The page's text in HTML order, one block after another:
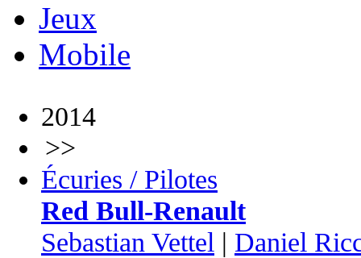
Jeux
Mobile
2014
>>
Écuries / Pilotes
Red Bull-Renault
Sebastian Vettel | Daniel